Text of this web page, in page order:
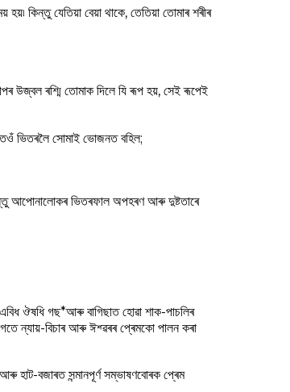
কিন্তু যেতিয়া বেয়া থাকে, তেতিয়া তোমাৰ শৰীৰ
উজ্বল ৰশ্মি তোমাক দিলে যি ৰূপ হয়, সেই ৰূপেই
ভিতৰলৈ সোমাই ভোজনত বহিল;
আপোনালোকৰ ভিতৰফাল অপহৰণ আৰু দুষ্টতাৰে
ঔষধি গছ*আৰু বাগিছাত হোৱা শাক-পাচলিৰ
ন্যায়-বিচাৰ আৰু ঈশ্ৱৰৰ প্ৰেমকো পালন কৰা
বজাৰত সন্মানপূর্ণ সম্ভাষণবোৰক প্ৰেম